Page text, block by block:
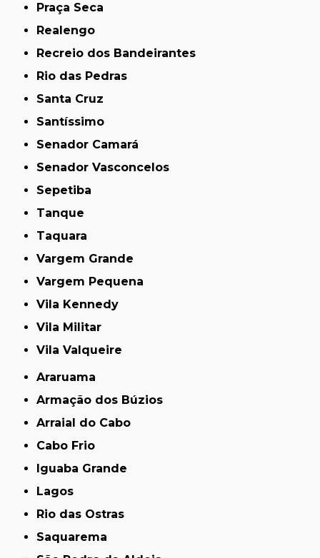
Praça Seca
Realengo
Recreio dos Bandeirantes
Rio das Pedras
Santa Cruz
Santíssimo
Senador Camará
Senador Vasconcelos
Sepetiba
Tanque
Taquara
Vargem Grande
Vargem Pequena
Vila Kennedy
Vila Militar
Vila Valqueire
Araruama
Armação dos Búzios
Arraial do Cabo
Cabo Frio
Iguaba Grande
Lagos
Rio das Ostras
Saquarema